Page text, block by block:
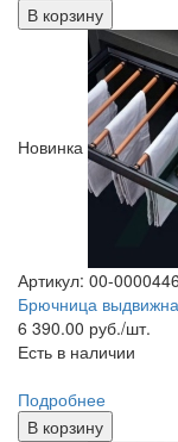
В корзину
Новинка
Артикул: 00-
Брючница
6 390.00 руб./шт.
Есть в наличии
Подробнее
В корзину